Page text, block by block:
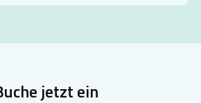
jetzt ein